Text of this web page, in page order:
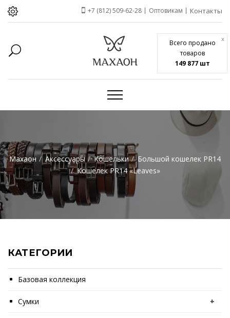
Всего продано
товаров
149 877 шт
x
+7 (812) 509-62-28 Оптовикам Контакты
Махаон Аксессуары Кошельки
Большой кошелек PR14
Кошелек PR14 «Leaves»
КАТЕГОРИИ
Базовая коллекция
Сумки +